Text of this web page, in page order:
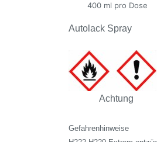
400 ml pro Dose
Autolack Spray
Achtung
Gefahrenhinweise